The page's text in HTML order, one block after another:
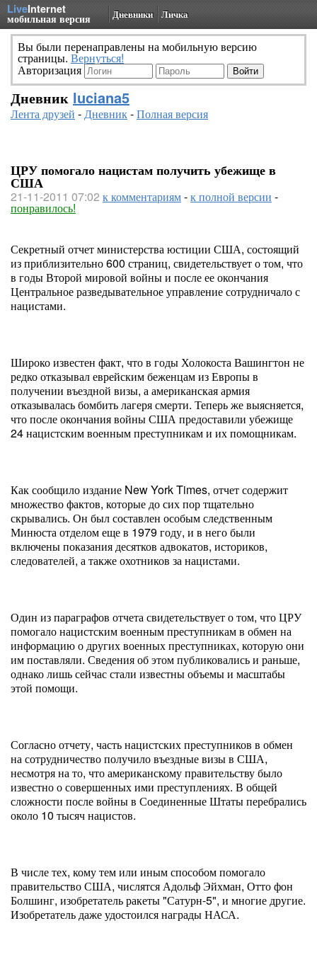
LiveInternet
мобильная версия Дневники Личка
Вы были перенаправлены на мобильную версию
страницы. Вернуться!
Авторизация
Дневник luciana5
Лента друзей -Дневник-Полная версия
ЦРУ помогало нацистам получить убежище в
США
21-11-2011 07:02 к комментариям-к полной версии -
понравилось!
Секретный отчет министерства юстиции США, состоящий
из приблизительно 600 страниц, свидетельствует о том, что
в годы Второй мировой войны и после ее окончания
Центральное разведывательное управление сотрудничало с
нацистами.
Широко известен факт, что в годы Холокоста Вашингтон не
редко отказывал еврейским беженцам из Европы в
получении въездной визы, а американская армия
отказывалась бомбить лагеря смерти. Теперь же выясняется,
что после окончания войны США предоставили убежище
24 нацистским военным преступникам и их помощникам.
Как сообщило издание New York Times, отчет содержит
множество фактов, которые до сих пор тщательно
скрывались. Он был составлен особым следственным
Минюста отделом еще в 1979 году, и в него были
включены показания десятков адвокатов, историков,
следователей, а также охотников за нацистами.
Один из параграфов отчета свидетельствует о том, что ЦРУ
помогало нацистским военным преступникам в обмен на
информацию о других военных преступниках, которую они
им поставляли. Сведения об этом публиковались и раньше,
однако лишь сейчас стали известны объемы и масштабы
этой помощи.
Согласно отчету, часть нацистских преступников в обмен
на сотрудничество получило въездные визы в США,
несмотря на то, что американскому правительству было
известно о совершенных ими преступлениях. В общей
сложности после войны в Соединенные Штаты перебрались
около 10 тысяч нацистов.
В числе тех, кому тем или иным способом помогало
правительство США, числятся Адольф Эйхман, Отто фон
Болшинг, изобретатель ракеты "Сатурн-5", и многие другие.
Изобретатель даже удостоился награды НАСА.